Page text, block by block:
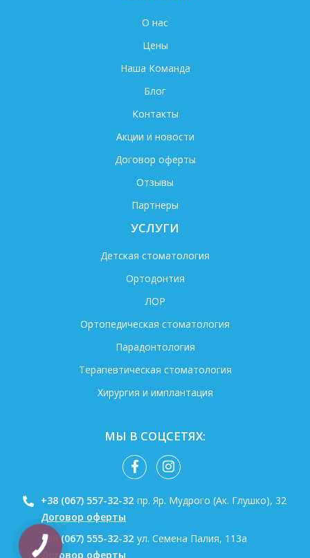
О нас
Цены
Наша Команда
Блог
Контакты
Акции и новости
Договор оферты
Отзывы
Партнеры
УСЛУГИ
Детская стоматология
Ортодонтия
ЛОР
Ортопедическая стоматология
Парадонтология
Терапевтическая стоматология
Хирургия и имплантация
МЫ В СОЦСЕТЯХ:
+38 (067) 557-32-32 пр. Яр. Мудрого (Ак. Глушко), 32
Договор оферты
+38 (067) 555-32-32 ул. Семена Палия, 113а
Договор оферты
КНОПКА
СВЯЗИ